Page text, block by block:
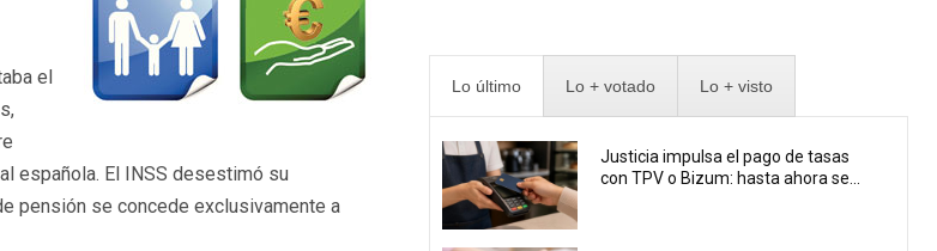
el
española. El INSS desestimó su
pensión se concede exclusivamente a
Lo último Lo + votado Lo + visto
Justicia impulsa el pago de tasas
con TPV o Bizum: hasta ahora se...